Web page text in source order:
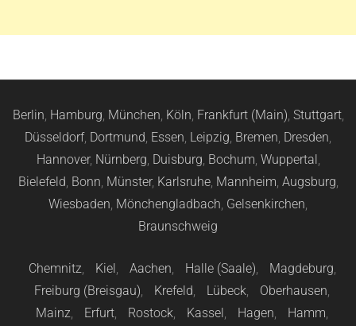
Berlin, Hamburg, München, Köln, Frankfurt (Main), Stuttgart,
Düsseldorf, Dortmund, Essen, Leipzig, Bremen, Dresden,
Hannover, Nürnberg, Duisburg, Bochum, Wuppertal,
Bielefeld, Bonn, Münster, Karlsruhe, Mannheim, Augsburg,
Wiesbaden, Mönchengladbach, Gelsenkirchen,
Braunschweig
Chemnitz, Kiel, Aachen, Halle (Saale), Magdeburg,
Freiburg (Breisgau), Krefeld, Lübeck, Oberhausen,
Mainz, Erfurt, Rostock, Kassel, Hagen, Hamm,